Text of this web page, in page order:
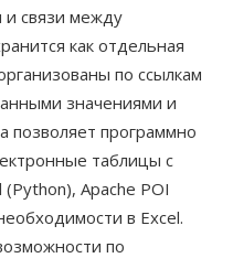
связи между
как отдельная
по ссылкам
значениями и
позволяет программно
таблицы с
Apache POI
в Excel.
по